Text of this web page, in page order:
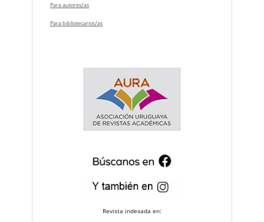
Para autores/as
Para bibliotecarios/as
Revista indexada en: